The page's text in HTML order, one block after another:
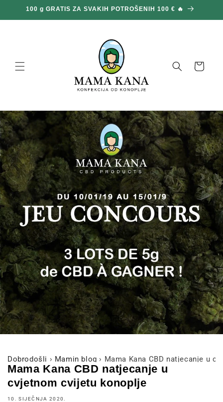
sadržaj
100 g GRATIS ZA SVAKIH POTROŠENIH 100 € 🔥
Košara
Dobrodošli › Mamin blog › Mama Kana CBD natjecanje u
Mama Kana CBD natjecanje u
cvjetnom cvijetu konoplje
10. SIJEČNJA 2020.